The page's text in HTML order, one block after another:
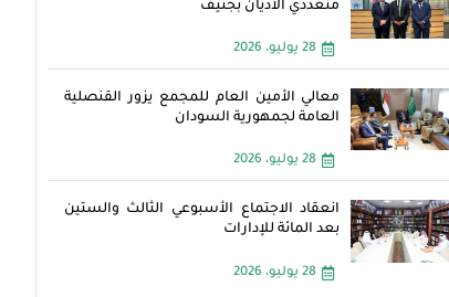
متعدِّدي الأديان بجنيف
28 يوليو، 2026
معالي الأمين العام للمجمع يزور القنصلية
العامة لجمهورية السودان
28 يوليو، 2026
انعقاد الاجتماع الأسبوعي الثالث والستين
بعد المائة للإدارات
28 يوليو، 2026